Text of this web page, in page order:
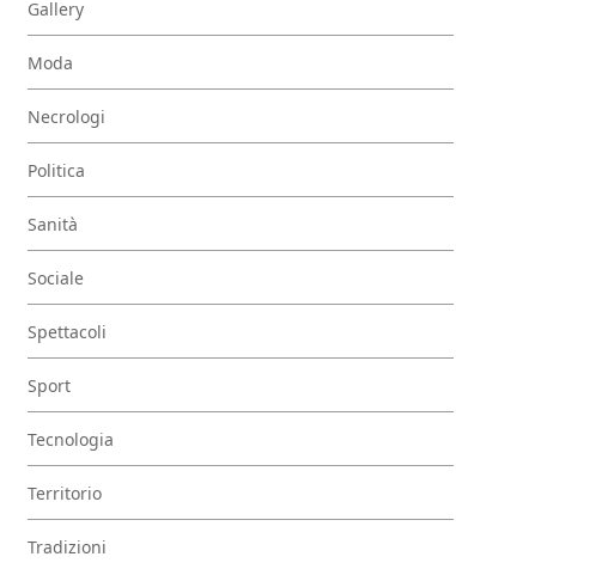
Gallery
Moda
Necrologi
Politica
Sanità
Sociale
Spettacoli
Sport
Tecnologia
Territorio
Tradizioni